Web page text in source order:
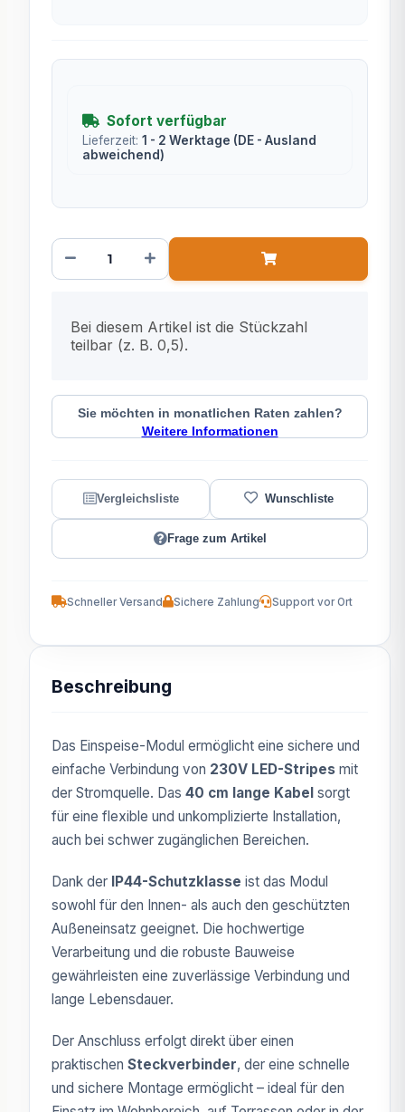
Sofort verfügbar
Lieferzeit: 1 - 2 Werktage (DE - Ausland
abweichend)
Bei diesem Artikel ist die Stückzahl
teilbar (z. B. 0,5).
Sie möchten in monatlichen Raten zahlen?
Weitere Informationen
Frage zum Artikel
Schneller Versand Sichere Zahlung Support vor Ort
Beschreibung
Das Einspeise-Modul ermöglicht eine sichere und
einfache Verbindung von 230V LED-Stripes mit
der Stromquelle. Das 40 cm lange Kabel sorgt
für eine flexible und unkomplizierte Installation,
auch bei schwer zugänglichen Bereichen.
Dank der IP44-Schutzklasse ist das Modul
sowohl für den Innen- als auch den geschützten
Außeneinsatz geeignet. Die hochwertige
Verarbeitung und die robuste Bauweise
gewährleisten eine zuverlässige Verbindung und
lange Lebensdauer.
Der Anschluss erfolgt direkt über einen
praktischen Steckverbinder, der eine schnelle
und sichere Montage ermöglicht – ideal für den